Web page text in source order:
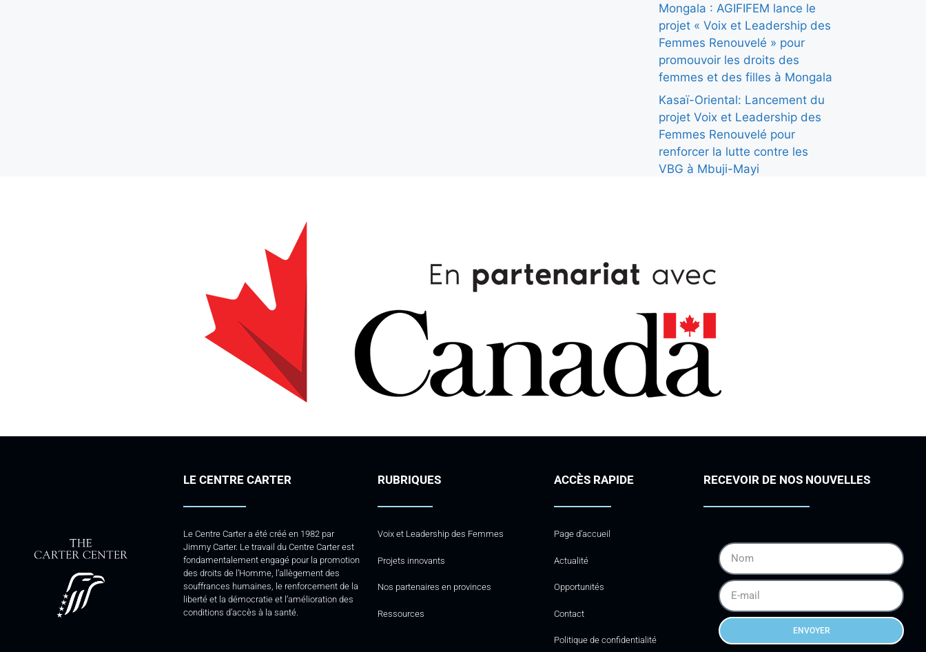
Mongala : AGIFIFEM lance le
projet « Voix et Leadership des
Femmes Renouvelé » pour
promouvoir les droits des
femmes et des filles à Mongala
Kasaï-Oriental: Lancement du
projet Voix et Leadership des
Femmes Renouvelé pour
renforcer la lutte contre les
VBG à Mbuji-Mayi
LE CENTRE CARTER
Le Centre Carter a été créé en 1982 par
Jimmy Carter. Le travail du Centre Carter est
fondamentalement engagé pour la promotion
des droits de l’Homme, l’allègement des
souffrances humaines, le renforcement de la
liberté et la démocratie et l’amélioration des
conditions d’accès à la santé.
RUBRIQUES
Voix et Leadership des Femmes
Projets innovants
Nos partenaires en provinces
Ressources
ACCÈS RAPIDE
Page d’accueil
Actualité
Opportunités
Contact
Politique de confidentialité
RECEVOIR DE NOS NOUVELLES
ENVOYER